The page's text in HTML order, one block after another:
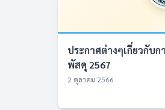
ประกาศต่างๆเกี่ยวกับ
พัสดุ 2567
2 ตุลาคม 2566